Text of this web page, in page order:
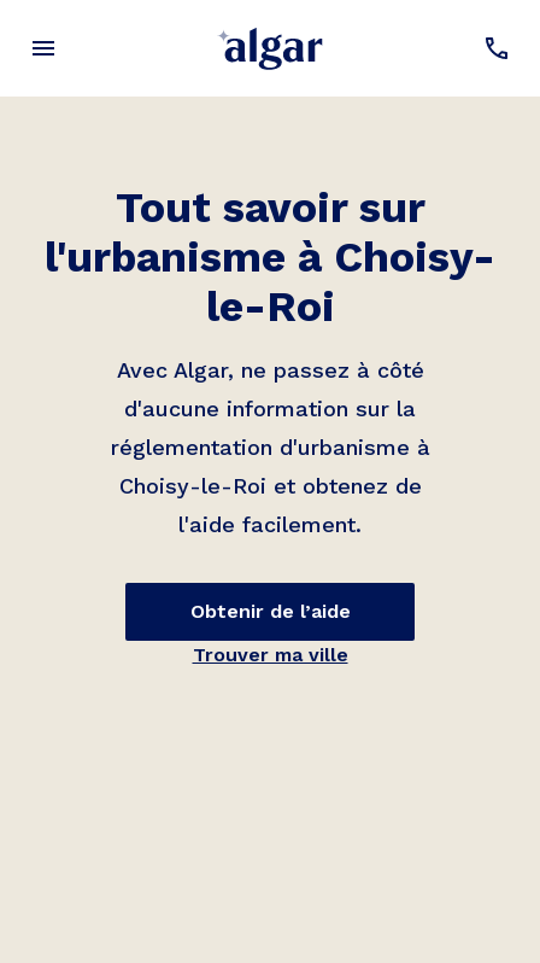
Tout savoir sur
l'urbanisme à Choisy-
le-Roi
Avec Algar, ne passez à côté
d'aucune information sur la
réglementation d'urbanisme à
Choisy-le-Roi et obtenez de
l'aide facilement.
Obtenir de l’aide
Trouver ma ville